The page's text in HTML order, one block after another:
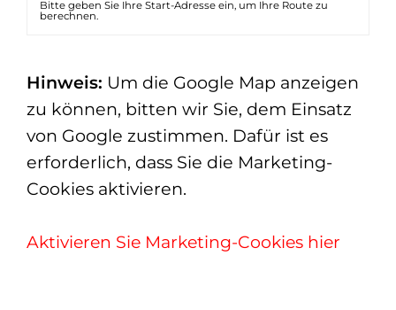
Bitte geben Sie Ihre Start-Adresse ein, um Ihre Route zu
berechnen.
Hinweis: Um die Google Map anzeigen
zu können, bitten wir Sie, dem Einsatz
von Google zustimmen. Dafür ist es
erforderlich, dass Sie die Marketing-
Cookies aktivieren.
Aktivieren Sie Marketing-Cookies hier